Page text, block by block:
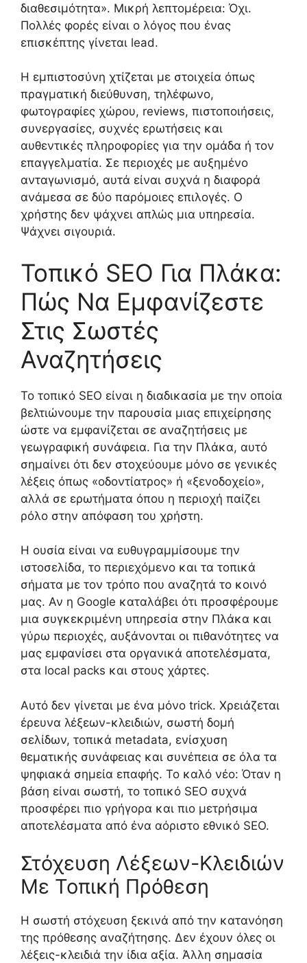
διαθεσιμότητα». Μικρή λεπτομέρεια: Όχι.
Πολλές φορές είναι ο λόγος που ένας
επισκέπτης γίνεται lead.
Η εμπιστοσύνη χτίζεται με στοιχεία όπως
πραγματική διεύθυνση, τηλέφωνο,
φωτογραφίες χώρου, reviews, πιστοποιήσεις,
συνεργασίες, συχνές ερωτήσεις και
αυθεντικές πληροφορίες για την ομάδα ή τον
επαγγελματία. Σε περιοχές με αυξημένο
ανταγωνισμό, αυτά είναι συχνά η διαφορά
ανάμεσα σε δύο παρόμοιες επιλογές. Ο
χρήστης δεν ψάχνει απλώς μια υπηρεσία.
Ψάχνει σιγουριά.
Τοπικό SEO Για Πλάκα:
Πώς Να Εμφανίζεστε
Στις Σωστές
Αναζητήσεις
Το τοπικό SEO είναι η διαδικασία με την οποία
βελτιώνουμε την παρουσία μιας επιχείρησης
ώστε να εμφανίζεται σε αναζητήσεις με
γεωγραφική συνάφεια. Για την Πλάκα, αυτό
σημαίνει ότι δεν στοχεύουμε μόνο σε γενικές
λέξεις όπως «οδοντίατρος» ή «ξενοδοχείο»,
αλλά σε ερωτήματα όπου η περιοχή παίζει
ρόλο στην απόφαση του χρήστη.
Η ουσία είναι να ευθυγραμμίσουμε την
ιστοσελίδα, το περιεχόμενο και τα τοπικά
σήματα με τον τρόπο που αναζητά το κοινό
μας. Αν η Google καταλάβει ότι προσφέρουμε
μια συγκεκριμένη υπηρεσία στην Πλάκα και
γύρω περιοχές, αυξάνονται οι πιθανότητες να
μας εμφανίσει στα οργανικά αποτελέσματα,
στα local packs και στους χάρτες.
Αυτό δεν γίνεται με ένα μόνο trick. Χρειάζεται
έρευνα λέξεων-κλειδιών, σωστή δομή
σελίδων, τοπικά metadata, ενίσχυση
θεματικής συνάφειας και συνέπεια σε όλα τα
ψηφιακά σημεία επαφής. Το καλό νέο: Όταν η
βάση είναι σωστή, το τοπικό SEO συχνά
προσφέρει πιο γρήγορα και πιο μετρήσιμα
αποτελέσματα από ένα αόριστο εθνικό SEO.
Στόχευση Λέξεων-Κλειδιών
Με Τοπική Πρόθεση
Η σωστή στόχευση ξεκινά από την κατανόηση
της πρόθεσης αναζήτησης. Δεν έχουν όλες οι
λέξεις-κλειδιά την ίδια αξία. Άλλη σημασία